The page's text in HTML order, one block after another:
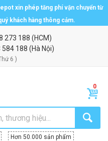
xin phép tăng phí vận chuyển từ
khách hàng thông cảm.
273 188 (HCM)
584 188 (Hà Nội)
6 )
Hơn 50.000 sản phẩm